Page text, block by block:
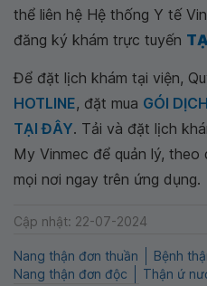
thể liên hệ Hệ thống Y tế
đăng ký khám trực tuyến
Để đặt lịch khám tại viện,
HOTLINE, đặt mua GÓI
TẠI ĐÂY. Tải và đặt lịch
My Vinmec để quản lý,
mọi nơi ngay trên ứng dụng.
Cập nhật: 22-07-2024
Nang thận đơn thuần Bệnh
Nang thận đơn độc
Thận ứ